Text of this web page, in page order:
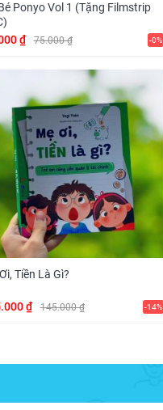
Ponyo Vol 1 (Tặng Filmstrip
₫
75.000 ₫ -0%
Tiền Là Gì?
₫ 145.000 ₫ -14%